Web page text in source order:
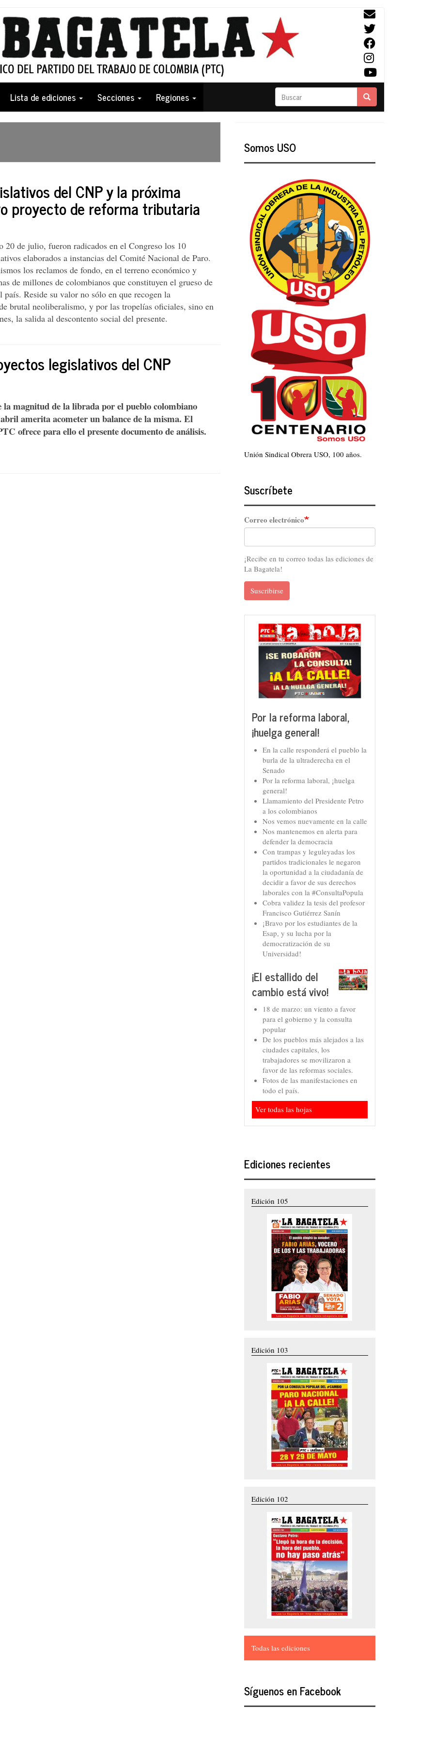
Lista de ediciones Secciones Regiones Buscar Buscar
del CNP y la próxima
proyecto de reforma tributaria
20 de julio, fueron radicados en el Congreso los 10
elaborados a instancias del Comité Nacional de Paro.
los reclamos de fondo, en el terreno económico y
de millones de colombianos que constituyen el grueso de
país. Reside su valor no sólo en que recogen la
brutal neoliberalismo, y por las tropelías oficiales, sino en
la salida al descontento social del presente.
legislativos del CNP
la magnitud de la librada por el pueblo colombiano
abril amerita acometer un balance de la misma. El
ofrece para ello el presente documento de análisis.
Somos USO
Unión Sindical Obrera USO, 100 años.
Suscríbete
Correo electrónico
¡Recibe en tu correo todas las ediciones de
La Bagatela!
Suscribirse
Por la reforma laboral,
¡huelga general!
En la calle responderá el pueblo la
burla de la ultraderecha en el
Senado
Por la reforma laboral, ¡huelga
general!
Llamamiento del Presidente Petro
a los colombianos
Nos vemos nuevamente en la calle
Nos mantenemos en alerta para
defender la democracia
Con trampas y leguleyadas los
partidos tradicionales le negaron
la oportunidad a la ciudadanía de
decidir a favor de sus derechos
laborales con la #ConsultaPopula
Cobra validez la tesis del profesor
Francisco Gutiérrez Sanín
¡Bravo por los estudiantes de la
Esap, y su lucha por la
democratización de su
Universidad!
¡El estallido del
cambio está vivo!
18 de marzo: un viento a favor
para el gobierno y la consulta
popular
De los pueblos más alejados a las
ciudades capitales, los
trabajadores se movilizaron a
favor de las reformas sociales.
Fotos de las manifestaciones en
todo el país.
Ver todas las hojas
Ediciones recientes
Edición 105
Edición 103
Edición 102
Todas las ediciones
Síguenos en Facebook